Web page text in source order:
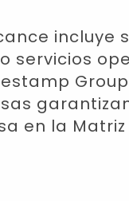
incluye
servicios
en la